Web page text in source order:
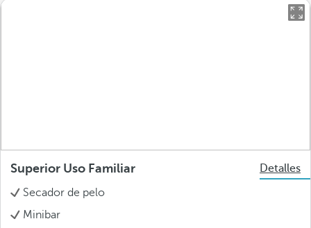
Superior Uso Familiar
Detalles
Secador de pelo
Minibar